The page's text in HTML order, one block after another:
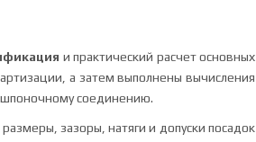
и практический расчет основных
а затем выполнены вычисления
соединению.
зазоры, натяги и допуски посадок